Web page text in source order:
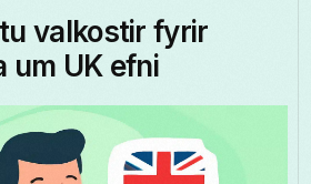
valkostir fyrir
um UK efni